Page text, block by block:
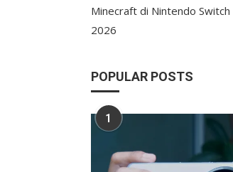
Minecraft di Nintendo
2026
POPULAR POSTS
1